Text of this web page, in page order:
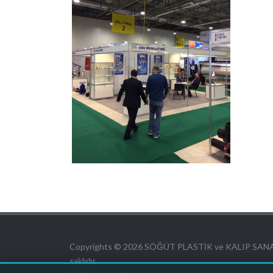
Copyrights © 2026 SÖĞÜT PLASTİK ve KALIP
saklıdır.